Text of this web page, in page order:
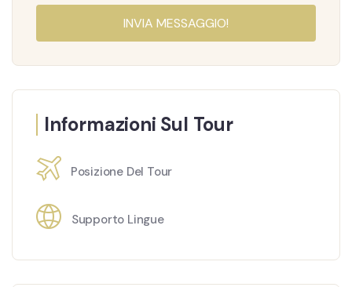
INVIA MESSAGGIO!
Informazioni Sul Tour
Posizione Del Tour
Supporto Lingue